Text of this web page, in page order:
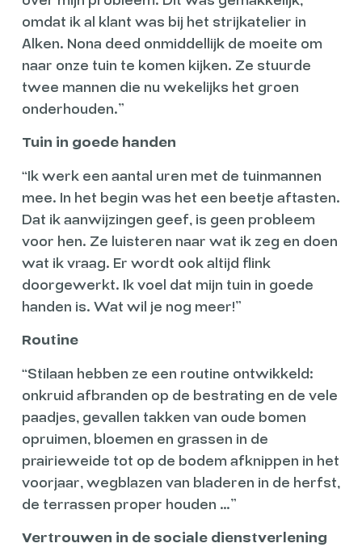
omdat ik al klant was bij het strijkatelier in
Alken. Nona deed onmiddellijk de moeite om
naar onze tuin te komen kijken. Ze stuurde
twee mannen die nu wekelijks het groen
onderhouden.”
Tuin in goede handen
“Ik werk een aantal uren met de tuinmannen
mee. In het begin was het een beetje aftasten.
Dat ik aanwijzingen geef, is geen probleem
voor hen. Ze luisteren naar wat ik zeg en doen
wat ik vraag. Er wordt ook altijd flink
doorgewerkt. Ik voel dat mijn tuin in goede
handen is. Wat wil je nog meer!”
Routine
“Stilaan hebben ze een routine ontwikkeld:
onkruid afbranden op de bestrating en de vele
paadjes, gevallen takken van oude bomen
opruimen, bloemen en grassen in de
prairieweide tot op de bodem afknippen in het
voorjaar, wegblazen van bladeren in de herfst,
de terrassen proper houden …”
Vertrouwen in de sociale dienstverlening